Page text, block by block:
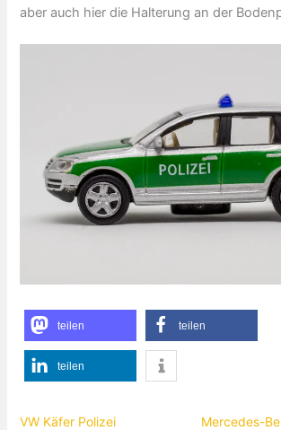
aber auch hier die Halterung an der
teilen teilen
teilen
VW Käfer Polizei
Mercedes-